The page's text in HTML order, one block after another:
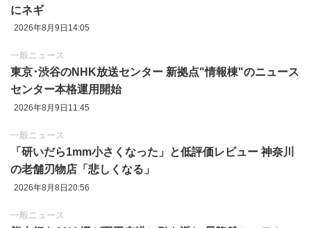
にネギ
2026年8月9日14:05
一般ニュース
東京‪･‬渋谷のNHK放送センター 新拠点"情報棟"のニュース
センター本格運用開始
2026年8月9日11:45
一般ニュース
「研いだら1mm小さくなった」と低評価レビュー 神奈川
の老舗刃物店「悲しくなる」
2026年8月8日20:56
一般ニュース